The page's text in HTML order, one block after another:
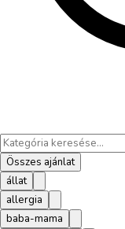
Összes ajánlat
állat
allergia
baba-mama